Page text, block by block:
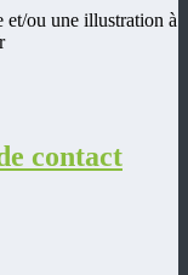
et/ou une illustration à
contact